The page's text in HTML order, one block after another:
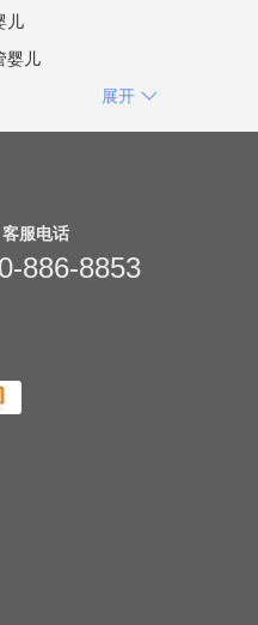
儿
婴儿
展开
客服电话
886-8853